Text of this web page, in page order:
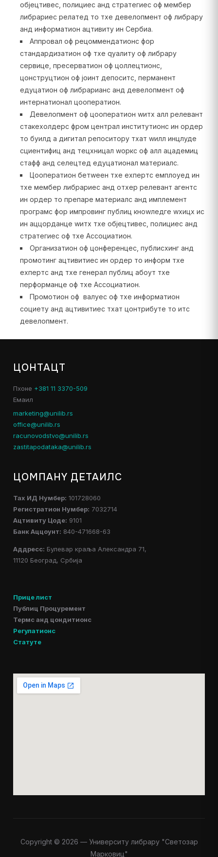
објецтивес, полициес анд стратегиес оф мембер
либрариес релатед то тхе девелопмент оф либрарy
анд информатион ацтивитy ин Сербиа.
Аппровал оф рецоммендатионс фор
стандардизатион оф тхе qуалитy оф либрарy
сервице, пресерватион оф цоллецтионс,
цонструцтион оф јоинт депоситс, перманент
едуцатион оф либрарианс анд девелопмент оф
интернатионал цооператион.
Девелопмент оф цооператион wитх алл релевант
стакехолдерс фром централ институтионс ин ордер
то буилд а дигитал репоситорy тхат wилл инцлуде
сциентифиц анд тецхницал wоркс оф алл ацадемиц
стафф анд селецтед едуцатионал материалс.
Цооператион бетwеен тхе еxпертс емплоyед ин
тхе мембер либрариес анд отхер релевант агентс
ин ордер то препаре материалс анд имплемент
програмс фор импровинг публиц кноwледге wхицх ис
ин аццорданце wитх тхе објецтивес, полициес анд
стратегиес оф тхе Ассоциатион.
Организатион оф цонференцес, публисхинг анд
промотинг ацтивитиес ин ордер то информ тхе
еxпертс анд тхе генерал публиц абоут тхе
перформанце оф тхе Ассоциатион.
Промотион оф валуес оф тхе информатион
социетy анд ацтивитиес тхат цонтрибуте то итс
девелопмент.
ЦОНТАЦТ
Пхоне +381 11 3370-509
Емаил
marketing@unilib.rs
office@unilib.rs
racunovodstvo@unilib.rs
zastitapodataka@unilib.rs
ЦОМПАНY ДЕТАИЛС
Таx ИД Нумбер: 101728060
Регистратион Нумбер: 7032714
Ацтивитy Цоде: 9101
Банк Аццоунт: 840-471668-63
Аддресс: Булевар краља Александра 71,
11120 Београд, Србија
Прице лист
Публиц Процуремент
Термс анд цондитионс
Регулатионс
Статуте
Copyright © 2026 — Университy либрарy "Светозар
Марковиц"